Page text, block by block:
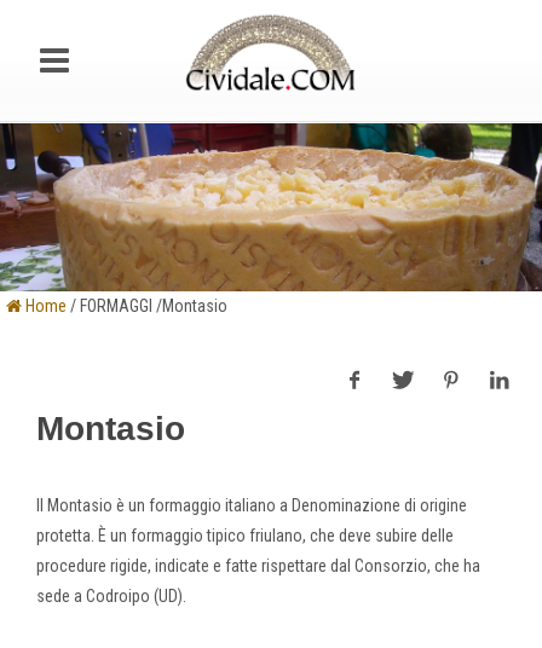
Home / FORMAGGI /Montasio
Montasio
Il Montasio è un formaggio italiano a Denominazione di origine
protetta. È un formaggio tipico friulano, che deve subire delle
procedure rigide, indicate e fatte rispettare dal Consorzio, che ha
sede a Codroipo (UD).